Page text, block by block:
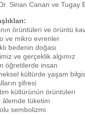
Sinan Canan ve Tugay
örüntüleri ve örüntü
ve mikro evrenler
bedenin doğası
ve gerçeklik algımız
öğretilerde insan
kültürde yaşam
şifresi
kültürünün örüntüleri
tüketim
sembolizmi